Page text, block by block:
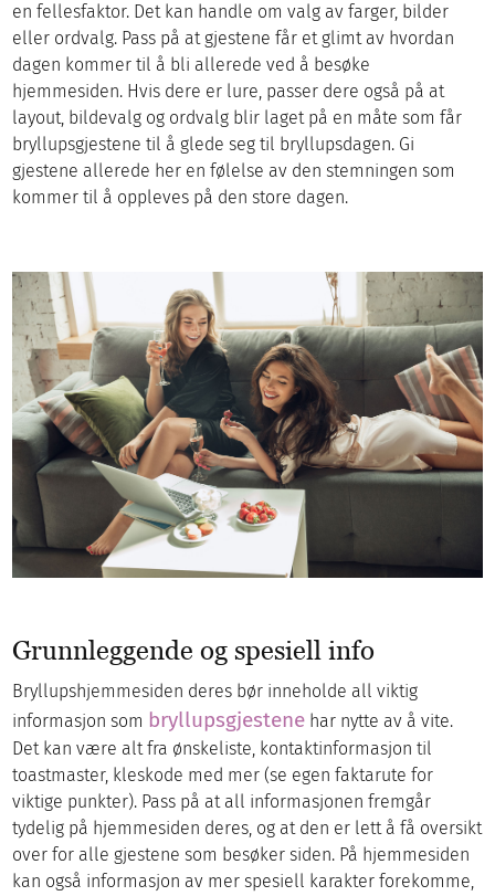
en fellesfaktor. Det kan handle om valg av farger, bilder
eller ordvalg. Pass på at gjestene får et glimt av hvordan
dagen kommer til å bli allerede ved å besøke
hjemmesiden. Hvis dere er lure, passer dere også på at
layout, bildevalg og ordvalg blir laget på en måte som får
bryllupsgjestene til å glede seg til bryllupsdagen. Gi
gjestene allerede her en følelse av den stemningen som
kommer til å oppleves på den store dagen.
Grunnleggende og spesiell info
Bryllupshjemmesiden deres bør inneholde all viktig
informasjon som bryllupsgjestene har nytte av å vite.
Det kan være alt fra ønskeliste, kontaktinformasjon til
toastmaster, kleskode med mer (se egen faktarute for
viktige punkter). Pass på at all informasjonen fremgår
tydelig på hjemmesiden deres, og at den er lett å få oversikt
over for alle gjestene som besøker siden. På hjemmesiden
kan også informasjon av mer spesiell karakter forekomme,